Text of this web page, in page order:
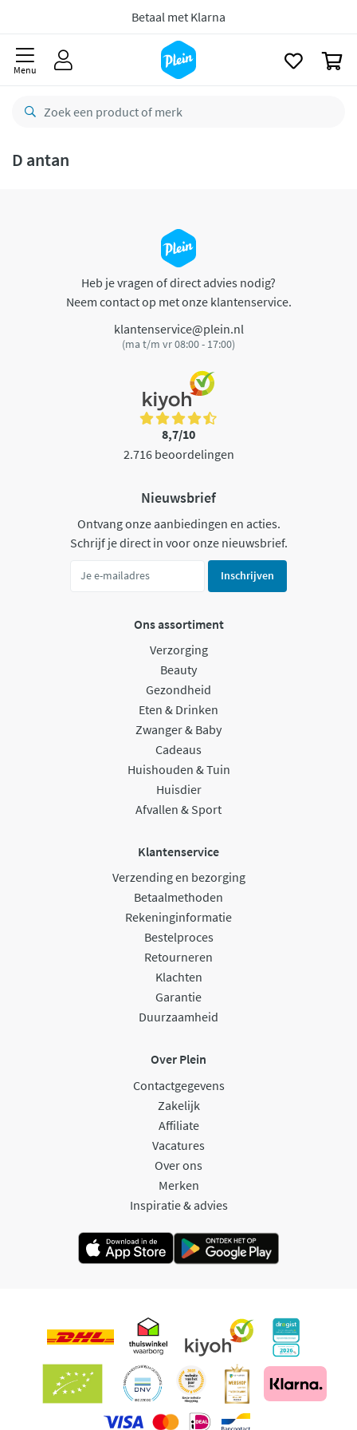
Betaal met Klarna
Menu
D antan
Heb je vragen of direct advies nodig?
Neem contact op met onze klantenservice.
klantenservice@plein.nl
(ma t/m vr 08:00 - 17:00)
8,7/10
2.716 beoordelingen
Nieuwsbrief
Ontvang onze aanbiedingen en acties.
Schrijf je direct in voor onze nieuwsbrief.
Inschrijven
Ons assortiment
Verzorging
Beauty
Gezondheid
Eten & Drinken
Zwanger & Baby
Cadeaus
Huishouden & Tuin
Huisdier
Afvallen & Sport
Klantenservice
Verzending en bezorging
Betaalmethoden
Rekeninginformatie
Bestelproces
Retourneren
Klachten
Garantie
Duurzaamheid
Over Plein
Contactgegevens
Zakelijk
Affiliate
Vacatures
Over ons
Merken
Inspiratie & advies